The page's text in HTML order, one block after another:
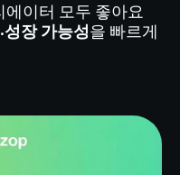
이터 모두 좋아요
성장 가능성을 빠르게